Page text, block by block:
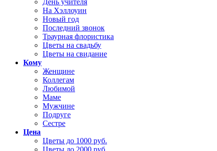
День учителя
На Хэллоуин
Новый год
Последний звонок
Траурная флористика
Цветы на свадьбу
Цветы на свидание
Кому
Женщине
Коллегам
Любимой
Маме
Мужчине
Подруге
Сестре
Цена
Цветы до 1000 руб.
Цветы до 2000 руб.